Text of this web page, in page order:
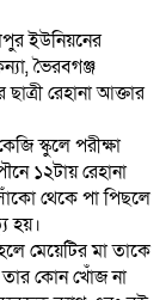
ইউনিয়নের
ভৈরবগঞ্জ
রেহানা আক্তার
স্কুলে পরীক্ষা
১২টায় রেহানা
থেকে পা পিছলে
হয়।
মেয়েটির মা তাকে
তার কোন খোঁজ না